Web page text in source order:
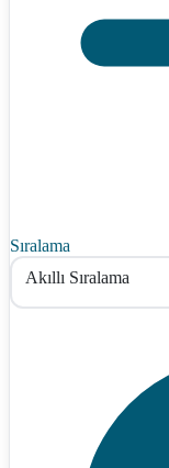
Sıralama
Akıllı Sıralama